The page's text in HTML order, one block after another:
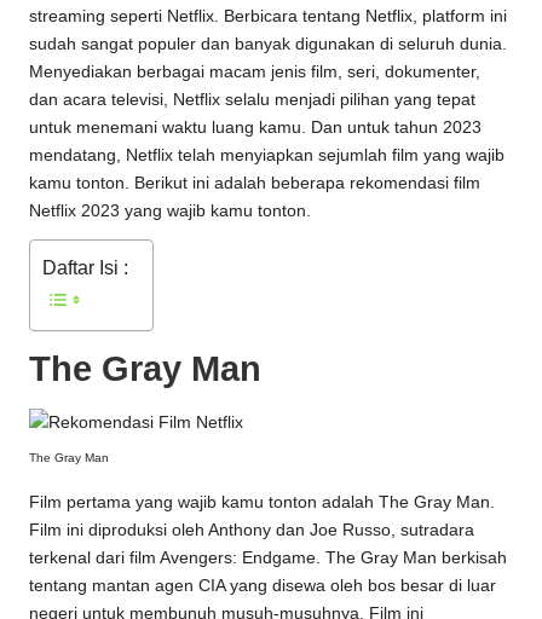
streaming seperti Netflix. Berbicara tentang Netflix, platform ini
sudah sangat populer dan banyak digunakan di seluruh dunia.
Menyediakan berbagai macam jenis film, seri, dokumenter,
dan acara televisi, Netflix selalu menjadi pilihan yang tepat
untuk menemani waktu luang kamu. Dan untuk tahun 2023
mendatang, Netflix telah menyiapkan sejumlah film yang wajib
kamu tonton. Berikut ini adalah beberapa rekomendasi film
Netflix 2023 yang wajib kamu tonton.
Daftar Isi :
The Gray Man
The Gray Man
Film pertama yang wajib kamu tonton adalah The Gray Man.
Film ini diproduksi oleh Anthony dan Joe Russo, sutradara
terkenal dari film Avengers: Endgame. The Gray Man berkisah
tentang mantan agen CIA yang disewa oleh bos besar di luar
negeri untuk membunuh musuh-musuhnya. Film ini